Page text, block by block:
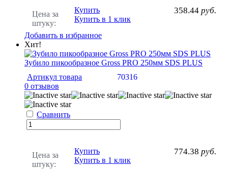
Цена за
штуку:
358.44 руб.
Купить
Купить в 1 клик
Добавить в избранное
Хит!
Зубило пикообразное Gross PRO 250мм SDS PLUS
Артикул товара
70316
0 отзывов
Сравнить
Цена за
штуку:
774.38 руб.
Купить
Купить в 1 клик